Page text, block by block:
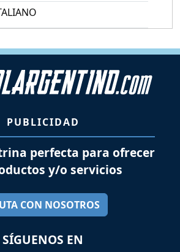
PUBLICIDAD
perfecta para ofrecer
y/o servicios
CON NOSOTROS
SÍGUENOS EN